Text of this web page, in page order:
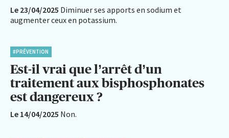
Le 23/04/2025 Diminuer ses apports en sodium et
augmenter ceux en potassium.
#PRÉVENTION
Est-il vrai que l’arrêt d’un
traitement aux bisphosphonates
est dangereux ?
Le 14/04/2025 Non.